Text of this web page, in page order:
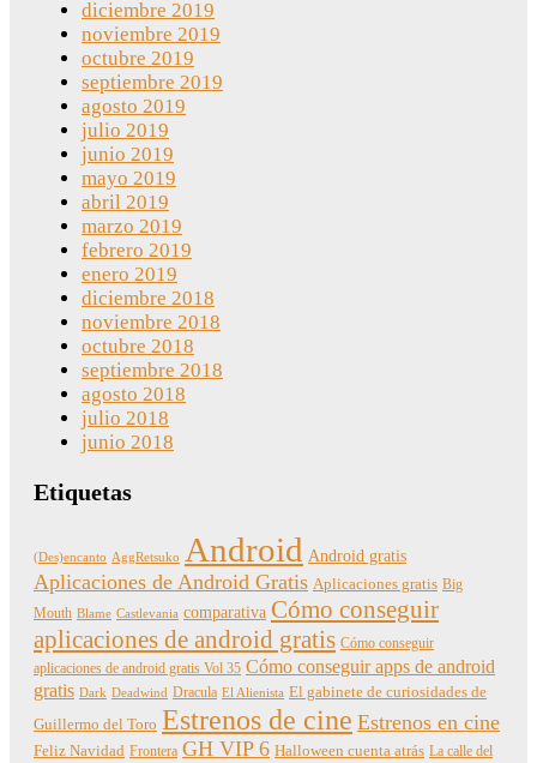
diciembre 2019
noviembre 2019
octubre 2019
septiembre 2019
agosto 2019
julio 2019
junio 2019
mayo 2019
abril 2019
marzo 2019
febrero 2019
enero 2019
diciembre 2018
noviembre 2018
octubre 2018
septiembre 2018
agosto 2018
julio 2018
junio 2018
Etiquetas
(Des)encanto AggRetsuko Android Android gratis
Aplicaciones de Android Gratis Aplicaciones gratis Big
Mouth Blame Castlevania comparativa Cómo conseguir
aplicaciones de android gratis Cómo conseguir
aplicaciones de android gratis Vol 35 Cómo conseguir apps de android
gratis Dark Deadwind Dracula El Alienista El gabinete de curiosidades de
Guillermo del Toro Estrenos de cine Estrenos en cine
Feliz Navidad Frontera GH VIP 6 Halloween cuenta atrás La calle del